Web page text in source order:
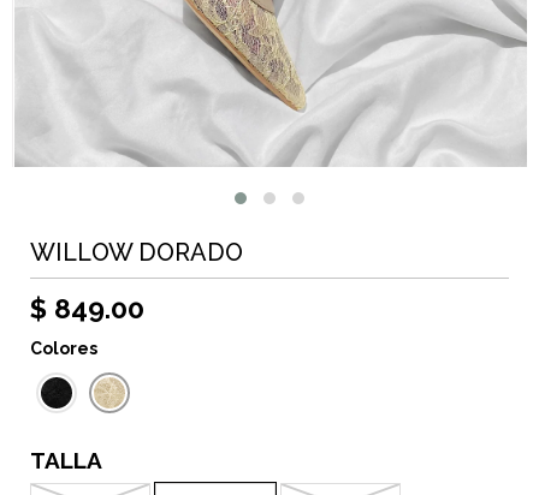
WILLOW DORADO
$ 849.00
Colores
TALLA